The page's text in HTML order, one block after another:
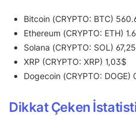
Bitcoin (CRYPTO: BTC)
Ethereum (CRYPTO: ETH)
Solana (CRYPTO: SOL)
XRP (CRYPTO: XRP) 1,03$
Dogecoin (CRYPTO:
Dikkat Çeken